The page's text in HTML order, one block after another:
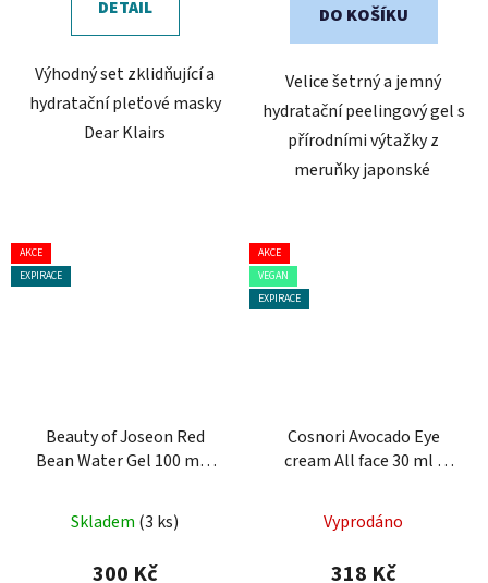
DETAIL
Výhodný set zklidňující a
hydratační pleťové masky
Dear Klairs
DO KOŠÍKU
Velice šetrný a jemný
hydratační peelingový gel s
přírodními výtažky z
meruňky japonské
AKCE
EXPIRACE
Beauty of Joseon Red
Bean Water Gel 100 ml -
Skladem (3 ks)
300 Kč
AKCE
VEGAN
EXPIRACE
Cosnori Avocado Eye
cream All face 30 ml -
hodnocení
produktu
Vyprodáno
318 Kč